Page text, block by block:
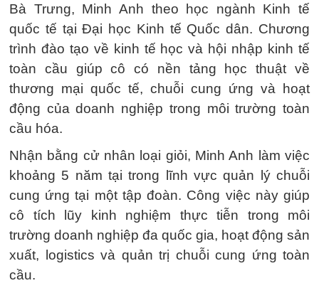
Bà Trưng, Minh Anh theo học ngành Kinh tế
quốc tế tại Đại học Kinh tế Quốc dân. Chương
trình đào tạo về kinh tế học và hội nhập kinh tế
toàn cầu giúp cô có nền tảng học thuật về
thương mại quốc tế, chuỗi cung ứng và hoạt
động của doanh nghiệp trong môi trường toàn
cầu hóa.
Nhận bằng cử nhân loại giỏi, Minh Anh làm việc
khoảng 5 năm tại trong lĩnh vực quản lý chuỗi
cung ứng tại một tập đoàn. Công việc này giúp
cô tích lũy kinh nghiệm thực tiễn trong môi
trường doanh nghiệp đa quốc gia, hoạt động sản
xuất, logistics và quản trị chuỗi cung ứng toàn
cầu.